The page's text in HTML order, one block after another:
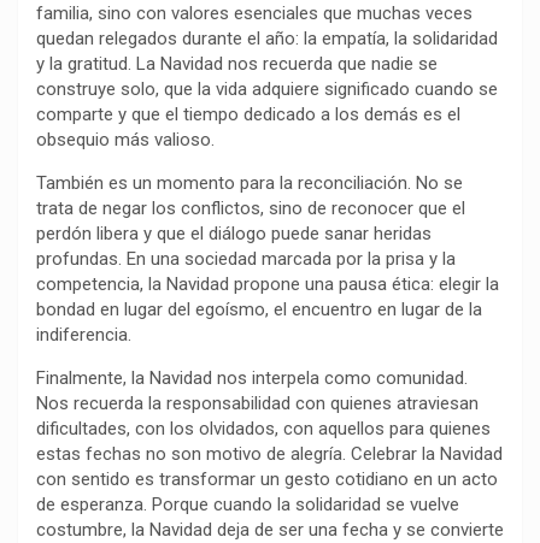
familia, sino con valores esenciales que muchas veces
quedan relegados durante el año: la empatía, la solidaridad
y la gratitud. La Navidad nos recuerda que nadie se
construye solo, que la vida adquiere significado cuando se
comparte y que el tiempo dedicado a los demás es el
obsequio más valioso.
También es un momento para la reconciliación. No se
trata de negar los conflictos, sino de reconocer que el
perdón libera y que el diálogo puede sanar heridas
profundas. En una sociedad marcada por la prisa y la
competencia, la Navidad propone una pausa ética: elegir la
bondad en lugar del egoísmo, el encuentro en lugar de la
indiferencia.
Finalmente, la Navidad nos interpela como comunidad.
Nos recuerda la responsabilidad con quienes atraviesan
dificultades, con los olvidados, con aquellos para quienes
estas fechas no son motivo de alegría. Celebrar la Navidad
con sentido es transformar un gesto cotidiano en un acto
de esperanza. Porque cuando la solidaridad se vuelve
costumbre, la Navidad deja de ser una fecha y se convierte